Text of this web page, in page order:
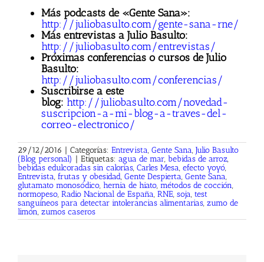
Más podcasts de «Gente Sana»:
http://juliobasulto.com/gente-sana-rne/
Más entrevistas a Julio Basulto:
http://juliobasulto.com/entrevistas/
Próximas conferencias o cursos de Julio
Basulto:
http://juliobasulto.com/conferencias/
Suscribirse a este
blog: http://juliobasulto.com/novedad-
suscripcion-a-mi-blog-a-traves-del-
correo-electronico/
29/12/2016 | Categorías: Entrevista, Gente Sana, Julio Basulto
(Blog personal) | Etiquetas: agua de mar, bebidas de arroz,
bebidas edulcoradas sin calorías, Carles Mesa, efecto yoyó,
Entrevista, frutas y obesidad, Gente Despierta, Gente Sana,
glutamato monosódico, hernia de hiato, métodos de cocción,
normopeso, Radio Nacional de España, RNE, soja, test
sanguíneos para detectar intolerancias alimentarias, zumo de
limón, zumos caseros